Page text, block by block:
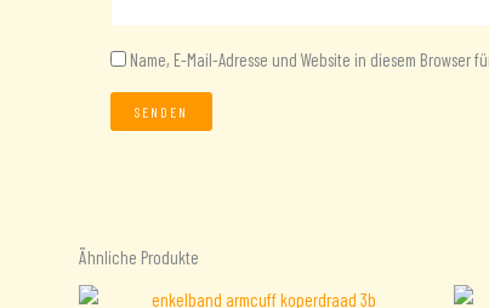
Name, E-Mail-Adresse und Website in diesem
Ähnliche Produkte